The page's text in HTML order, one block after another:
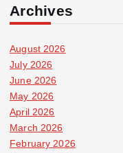
Archives
August 2026
July 2026
June 2026
May 2026
April 2026
March 2026
February 2026